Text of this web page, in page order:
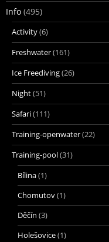
Info (495)
Activity(6)
Freshwater(161)
Ice Freediving(26)
Night(51)
Safari(111)
Training-openwater(22)
Training-pool(31)
Bílina(1)
Chomutov(1)
Děčín (3)
Holešovice(1)